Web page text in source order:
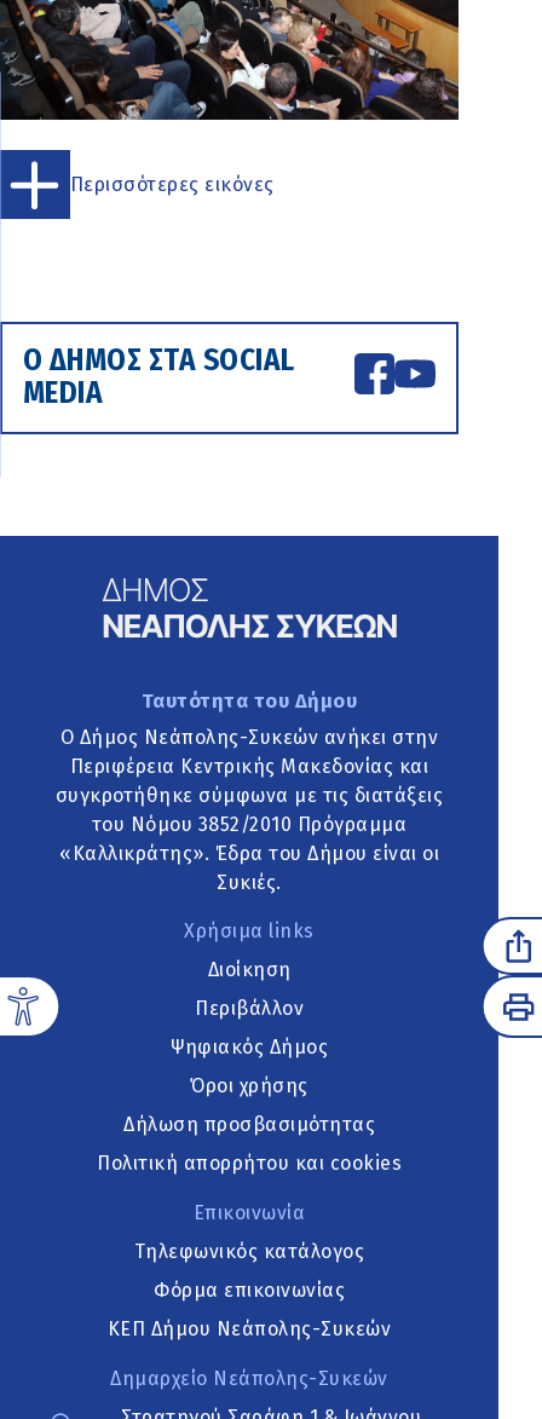
Περισσότερες εικόνες
Ο ΔΗΜΟΣ ΣΤΑ SOCIAL
MEDIA
Ταυτότητα του Δήμου
Ο Δήμος Νεάπολης-Συκεών ανήκει στην
Περιφέρεια Κεντρικής Μακεδονίας και
συγκροτήθηκε σύμφωνα με τις διατάξεις
του Νόμου 3852/2010 Πρόγραμμα
«Καλλικράτης». Έδρα του Δήμου είναι οι
Συκιές.
Χρήσιμα links
Διοίκηση
Περιβάλλον
Ψηφιακός Δήμος
Όροι χρήσης
Δήλωση προσβασιμότητας
Πολιτική απορρήτου και cookies
Επικοινωνία
Τηλεφωνικός κατάλογος
Φόρμα επικοινωνίας
ΚΕΠ Δήμου Νεάπολης-Συκεών
Δημαρχείο Νεάπολης-Συκεών